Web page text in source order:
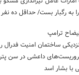
را به رگبار بست/ حداقل ده
ترامپ
ساختمان امنیت فدرال
داعشی در سن
با بشار اسد